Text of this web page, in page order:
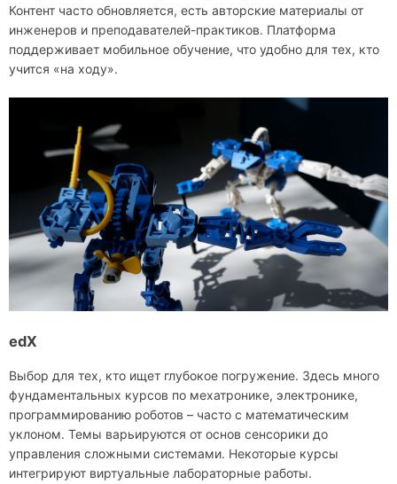
Контент часто обновляется, есть авторские материалы от
инженеров и преподавателей-практиков. Платформа
поддерживает мобильное обучение, что удобно для тех, кто
учится «на ходу».
edX
Выбор для тех, кто ищет глубокое погружение. Здесь много
фундаментальных курсов по мехатронике, электронике,
программированию роботов – часто с математическим
уклоном. Темы варьируются от основ сенсорики до
управления сложными системами. Некоторые курсы
интегрируют виртуальные лабораторные работы.